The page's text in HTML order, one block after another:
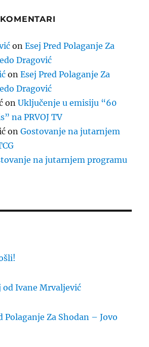
onEsej Pred Polaganje Za
Dragović
onEsej Pred Polaganje Za
Dragović
onUključenje u emisiju “60
na PRVOJ TV
onGostovanje na jutarnjem
na jutarnjem programu
od Ivane Mrvaljević
Polaganje Za Shodan – Jovo